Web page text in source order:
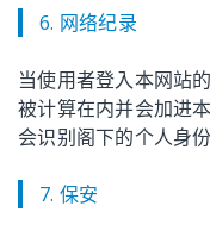
6. 网络纪录
当使用者登入本网站
被计算在内并会加进
会识别阁下的个人身
7. 保安